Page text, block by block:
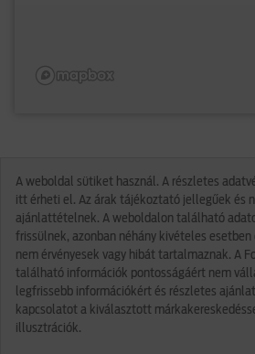
A weboldal sütiket használ. A részletes
itt érheti el. Az árak tájékoztató jellegűek és
ajánlattételnek. A weboldalon található
frissülnek, azonban néhány kivételes
nem érvényesek vagy hibát tartalmaznak. A
található információk pontosságáért nem
legfrissebb információkért és részletes
kapcsolatot a kiválasztott
illusztrációk.